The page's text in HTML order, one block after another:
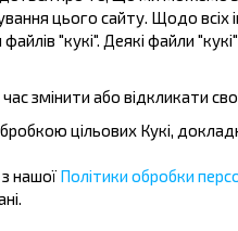
пропозиції,
дешевше!
цього сайту. Щодо всіх
файлів "кукі". Деякі файли
змінити або відкликати
цільових Кукі,
нашої Політики обробки